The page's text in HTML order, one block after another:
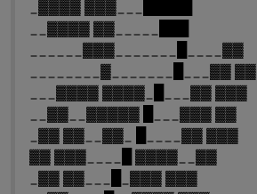
_▓▓▓▓ ▓▓▓___█████
__▓▓▓▓ ▓▓_____███
______▓▓▓_______█____▓▓
________▓_______█___▓▓ ▓▓
___▓▓▓▓ ▓▓▓▓_█___▓▓ ▓▓▓
__▓▓__▓▓▓▓▓ █___▓▓▓ ▓▓
_▓▓ ▓▓__▓▓_ █____▓▓ ▓▓▓
▓▓ ▓▓▓____█ ▓▓▓▓__▓▓
_▓▓ ▓▓___█_▓▓▓ ▓▓▓